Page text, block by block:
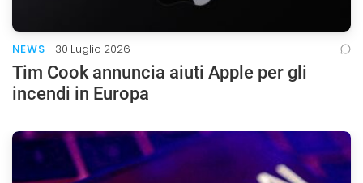
NEWS 30 Luglio 2026
Tim Cook annuncia aiuti Apple per gli
incendi in Europa